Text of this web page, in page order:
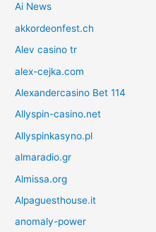
Ai News
akkordeonfest.ch
Alev casino tr
alex-cejka.com
Alexandercasino Bet 114
Allyspin-casino.net
Allyspinkasyno.pl
almaradio.gr
Almissa.org
Alpaguesthouse.it
anomaly-power